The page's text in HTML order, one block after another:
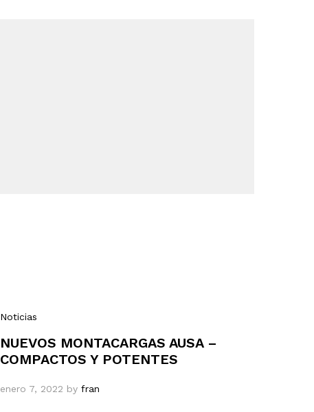
Noticias
NUEVOS MONTACARGAS AUSA –
COMPACTOS Y POTENTES
enero 7, 2022 by fran